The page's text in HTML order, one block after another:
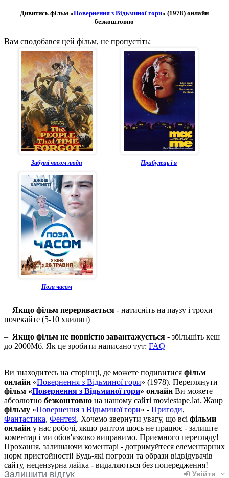
Дивитись фільм «Повернення з Відьминої гори» (1978) онлайн
безкоштовно
Вам сподобався цей фільм, не пропустіть:
Забуті часом люди Прибулець і я
Поза часом
– Якщо фільм переривається - натисніть на паузу і трохи
почекайте (5-10 хвилин)
– Якщо фільм не повністю завантажується - збільшіть кеш
до 2000Мб. Як це зробити написано тут: FAQ
Ви знаходитесь на сторінці, де можете подивитися фільм
онлайн «Повернення з Відьминої гори» (1978). Переглянути
фільм «Повернення з Відьминої гори» онлайн Ви можете
абсолютно безкоштовно на нашому сайті moviestape.lat. Жанр
фільму «Повернення з Відьминої гори» - Пригоди,
Фантастика, Фентезі. Хочемо звернути увагу, що всі фільми
онлайн у нас робочі, якщо раптом щось не працює - залиште
коментар і ми обов'язково виправимо. Приємного перегляду!
Прохання, залишаючи коментарі - дотримуйтеся елементарних
норм пристойності! Будь-які погрози та образи відвідувачів
сайту, нецензурна лайка - видаляються без попередження!